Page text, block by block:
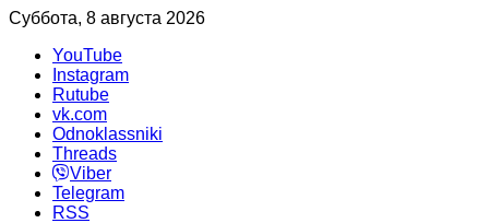
Суббота, 8 августа 2026
YouTube
Instagram
Rutube
vk.com
Odnoklassniki
Threads
Viber
Telegram
RSS